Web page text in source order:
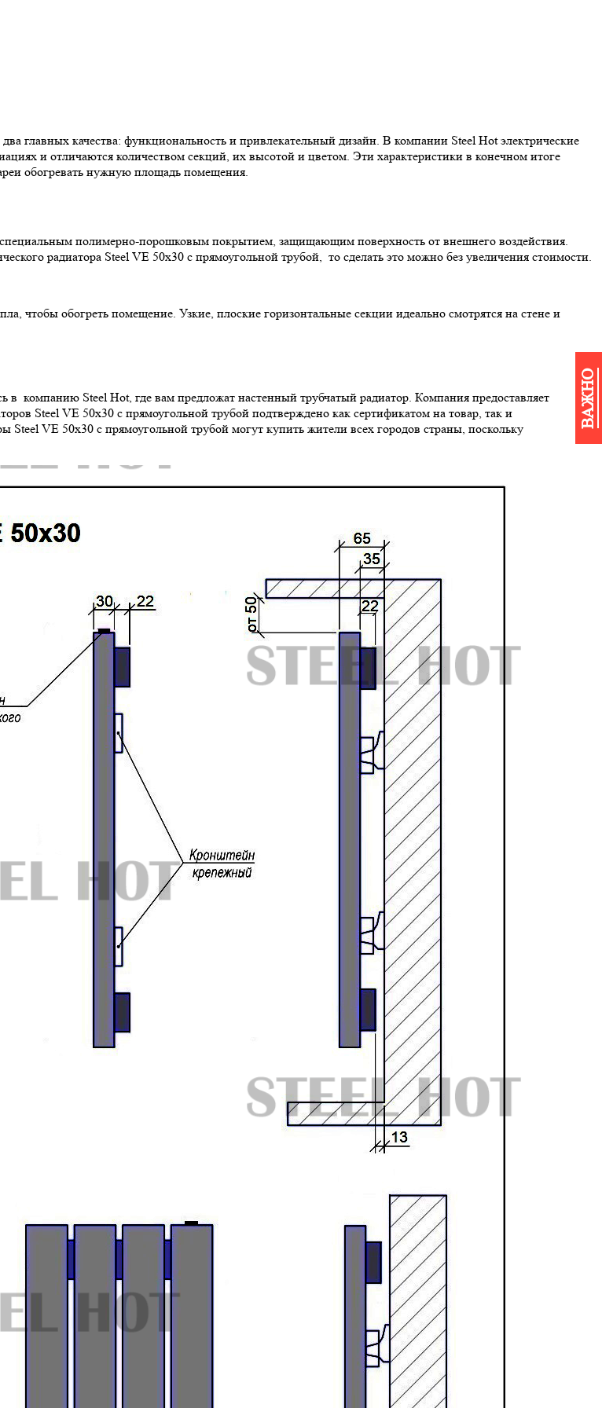
ВАЖНО
главных качества: функциональность и привлекательный дизайн. В компании Steel Hot электрические
и отличаются количеством секций, их высотой и цветом. Эти характеристики в конечном итоге
обогревать нужную площадь помещения.
полимерно-порошковым покрытием, защищающим поверхность от внешнего воздействия.
радиатора Steel VE 50х30 с прямоугольной трубой, то сделать это можно без увеличения стоимости.
чтобы обогреть помещение. Узкие, плоские горизонтальные секции идеально смотрятся на стене и
компанию Steel Hot, где вам предложат настенный трубчатый радиатор. Компания предоставляет
Steel VE 50х30 с прямоугольной трубой подтверждено как сертификатом на товар, так и
VE 50х30 с прямоугольной трубой могут купить жители всех городов страны, поскольку